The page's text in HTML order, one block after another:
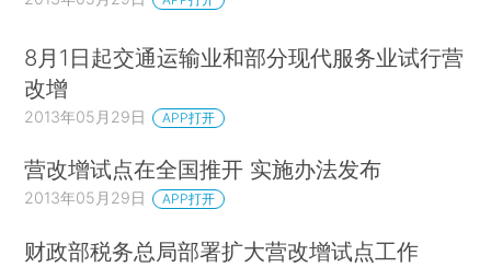
8月1日起交通运输业和部分现代服务业试行营
改增
2013年05月29日 APP打开
营改增试点在全国推开 实施办法发布
2013年05月29日 APP打开
财政部税务总局部署扩大营改增试点工作